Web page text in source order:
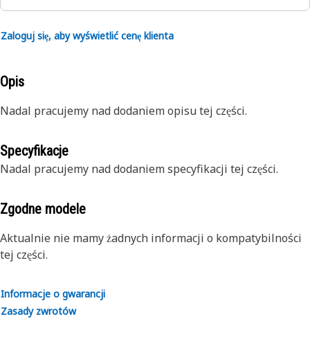
Zaloguj się, aby wyświetlić cenę klienta
Opis
Nadal pracujemy nad dodaniem opisu tej części.
Specyfikacje
Nadal pracujemy nad dodaniem specyfikacji tej części.
Zgodne modele
Aktualnie nie mamy żadnych informacji o kompatybilności
tej części.
Informacje o gwarancji
Zasady zwrotów